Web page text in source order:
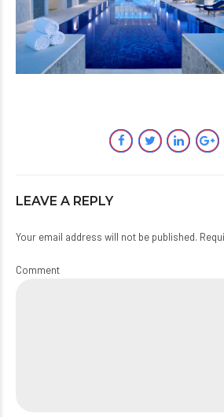
LEAVE A REPLY
Your email address will not be published.
Comment